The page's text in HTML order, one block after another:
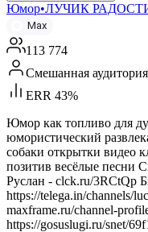
Юмор•ЛУЧИК
Max
113 774
Смешанная аудитория
ERR 43%
Юмор как топливо для
юмористический
собаки открытки видео
позитив весёлые песни
Руслан - clck.ru/3RCtQp
https://telega.in/channels/
maxframe.ru/channel-
https://gosuslugi.ru/snet/